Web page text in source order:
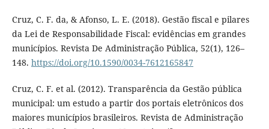
Cruz, C. F. da, & Afonso, L. E. (2018). Gestão fiscal e pilares
da Lei de Responsabilidade Fiscal: evidências em grandes
municípios. Revista De Administração Pública, 52(1), 126–
148. https://doi.org/10.1590/0034-7612165847
Cruz, C. F. et al. (2012). Transparência da Gestão pública
municipal: um estudo a partir dos portais eletrônicos dos
maiores municípios brasileiros. Revista de Administração